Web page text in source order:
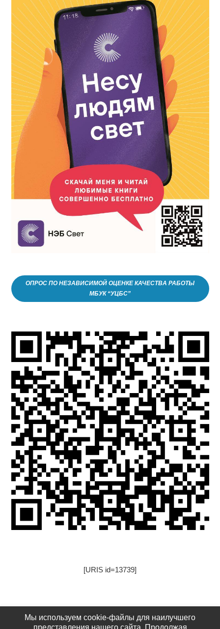
ОПРОС ПО НЕЗАВИСИМОЙ ОЦЕНКЕ КАЧЕСТВА РАБОТЫ
МБУК “УЦБС”
[URIS id=13739]
[URIS id=17522]
Мы используем cookie-файлы для наилучшего
представления нашего сайта. Продолжая